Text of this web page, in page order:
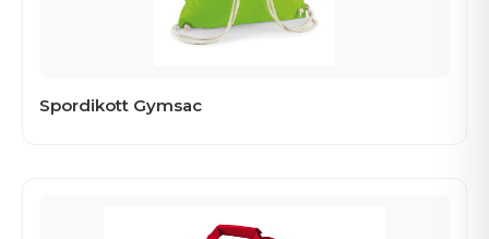
Spordikott Gymsac